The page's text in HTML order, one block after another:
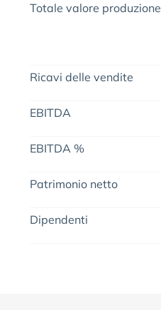
Totale valore produzione
Ricavi delle vendite
EBITDA
EBITDA %
Patrimonio netto
Dipendenti